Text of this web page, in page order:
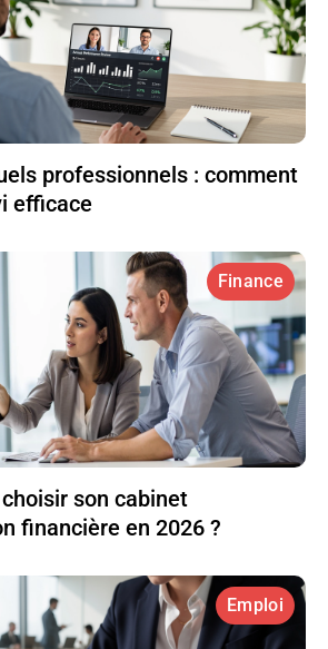
professionnels : comment
efficace
Finance
son cabinet
financière en 2026 ?
Emploi